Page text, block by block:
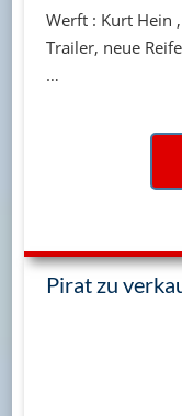
Werft : Kurt Hein
Trailer, neue
…
Pirat zu